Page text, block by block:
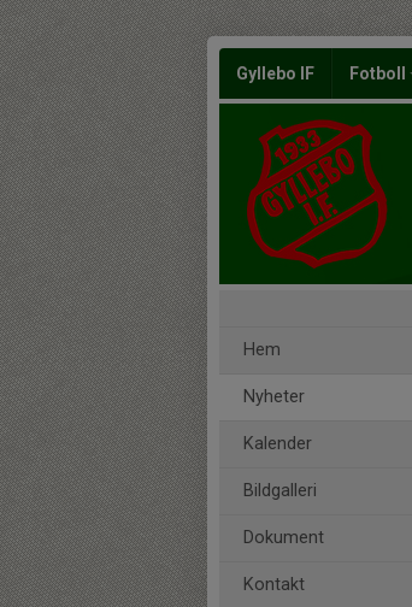
Gyllebo IF Fotboll
Hem
Nyheter
Kalender
Bildgalleri
Dokument
Kontakt